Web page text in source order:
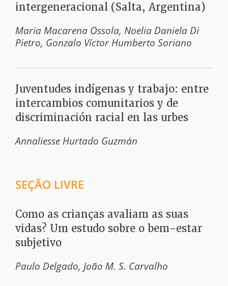
intergeneracional (Salta, Argentina)
Maria Macarena Ossola Noelia Daniela Di
Pietro Gonzalo Víctor Humberto Soriano
Juventudes indígenas y trabajo: entre
intercambios comunitarios y de
discriminación racial en las urbes
Annaliesse Hurtado Guzmán
SEÇÃO LIVRE
Como as crianças avaliam as suas
vidas? Um estudo sobre o bem-estar
subjetivo
Paulo Delgado João M. S. Carvalho